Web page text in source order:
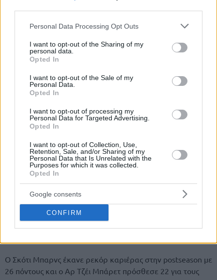
Please note that this website/app uses one or more Google
not limited to your visit or usage behaviour. You may click to
grant or deny consent to Google and its third-party tags to
use your data for below specified purposes in below Google
consent section.
Personal Data Processing Opt Outs
I want to opt-out of the Sharing of my
personal data.
Opted In
I want to opt-out of the Sale of my
Personal Data.
Opted In
I want to opt-out of processing my
Personal Data for Targeted Advertising.
Opted In
I want to opt-out of Collection, Use,
Retention, Sale, and/or Sharing of my
Personal Data that Is Unrelated with the
Purposes for which it was collected.
Opted In
Google consents
CONFIRM
Ο Σκότι Μπαρνς έκανε ρεκόρ καριέρας στην postseason με
26 πόντους και ο Αρ Τζέι Μπάρετ πρόσθεσε 22 για τους